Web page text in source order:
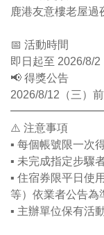
鹿港友意樓老屋過
📅 活動時間
即日起至 2026/8/2
📢 得獎公告
2026/8/12（三）
⚠️ 注意事項
▪ 每個帳號限一次
▪ 未完成指定步驟
▪ 住宿券限平日使
等）依業者公告為
▪ 主辦單位保有活